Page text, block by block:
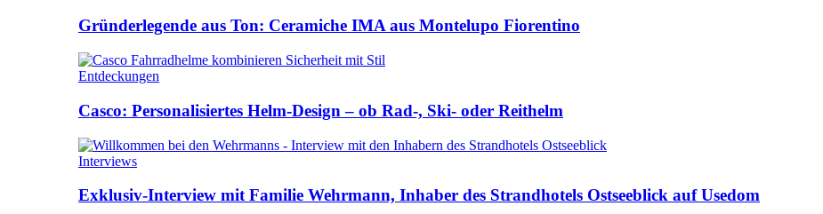
Gründerlegende aus Ton: Ceramiche IMA aus Montelupo Fiorentino
Entdeckungen
Casco: Personalisiertes Helm-Design – ob Rad-, Ski- oder Reithelm
Interviews
Exklusiv-Interview mit Familie Wehrmann, Inhaber des Strandhotels Ostseeblick auf Usedom